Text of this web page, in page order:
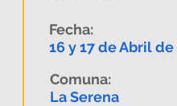
Fecha:
16 y 17 de Abril de
Comuna:
La Serena